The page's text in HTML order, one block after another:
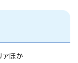
アほか